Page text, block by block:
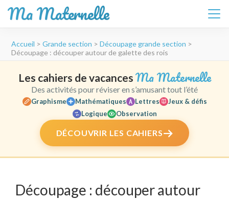
Ma Maternelle
contenu
Entrée)
Accueil > Grande section > Découpage grande section >
Découpage : découper autour de galette des rois
Les cahiers de vacances Ma Maternelle
Des activités pour réviser en s’amusant tout l’été
Graphisme Mathématiques Lettres
Jeux & défis
Logique
Observation
DÉCOUVRIR LES CAHIERS
Découpage : découper autour